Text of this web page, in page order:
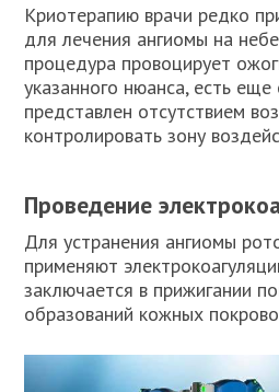
Криотерапию врачи редко
для лечения ангиомы на
процедура провоцирует
указанного нюанса, есть
представлен отсутствием
контролировать зону
Проведение
Для устранения ангиомы
применяют
заключается в прижигании
образований кожных